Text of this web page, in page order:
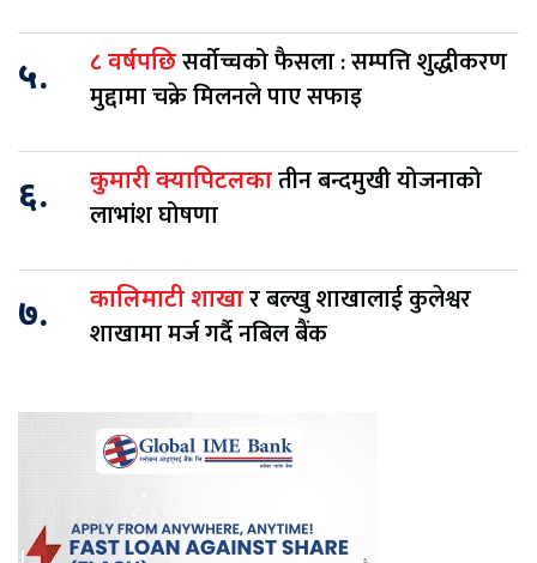
५. ८ वर्षपछिसर्वोच्चको फैसला : सम्पत्ति शुद्धीकरण
मुद्दामा चक्रे मिलनले पाए सफाइ
६. कुमारी क्यापिटलकातीन बन्दमुखी योजनाको
लाभांश घोषणा
७. कालिमाटी शाखार बल्खु शाखालाई कुलेश्वर
शाखामा मर्ज गर्दै नबिल बैंक